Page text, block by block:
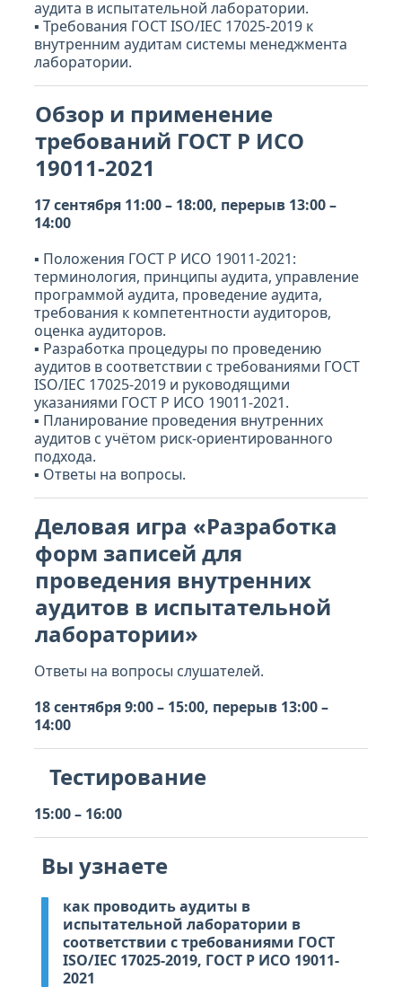
аудита в испытательной лаборатории.
▪ Требования ГОСТ ISO/IEC 17025-2019 к
внутренним аудитам системы менеджмента
лаборатории.
Обзор и применение
требований ГОСТ Р ИСО
19011-2021
17 сентября 11:00 – 18:00, перерыв 13:00 –
14:00
▪ Положения ГОСТ Р ИСО 19011-2021:
терминология, принципы аудита, управление
программой аудита, проведение аудита,
требования к компетентности аудиторов,
оценка аудиторов.
▪ Разработка процедуры по проведению
аудитов в соответствии с требованиями ГОСТ
ISO/IEC 17025-2019 и руководящими
указаниями ГОСТ Р ИСО 19011-2021.
▪ Планирование проведения внутренних
аудитов с учётом риск-ориентированного
подхода.
▪ Ответы на вопросы.
Деловая игра «Разработка
форм записей для
проведения внутренних
аудитов в испытательной
лаборатории»
Ответы на вопросы слушателей.
18 сентября 9:00 – 15:00, перерыв 13:00 –
14:00
Тестирование
15:00 – 16:00
Вы узнаете
как проводить аудиты в
испытательной лаборатории в
соответствии с требованиями ГОСТ
ISO/IEC 17025-2019, ГОСТ Р ИСО 19011-
2021